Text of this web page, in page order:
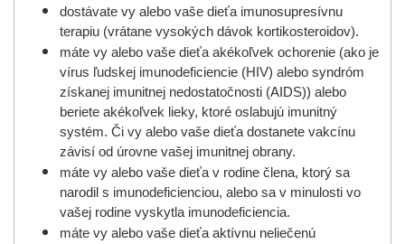
dostávate vy alebo vaše dieťa imunosupresívnu
terapiu (vrátane vysokých dávok kortikosteroidov).
máte vy alebo vaše dieťa akékoľvek ochorenie (ako je
vírus ľudskej imunodeficiencie (HIV) alebo syndróm
získanej imunitnej nedostatočnosti (AIDS)) alebo
beriete akékoľvek lieky, ktoré oslabujú imunitný
systém. Či vy alebo vaše dieťa dostanete vakcínu
závisí od úrovne vašej imunitnej obrany.
máte vy alebo vaše dieťa v rodine člena, ktorý sa
narodil s imunodeficienciou, alebo sa v minulosti vo
vašej rodine vyskytla imunodeficiencia.
máte vy alebo vaše dieťa aktívnu neliečenú